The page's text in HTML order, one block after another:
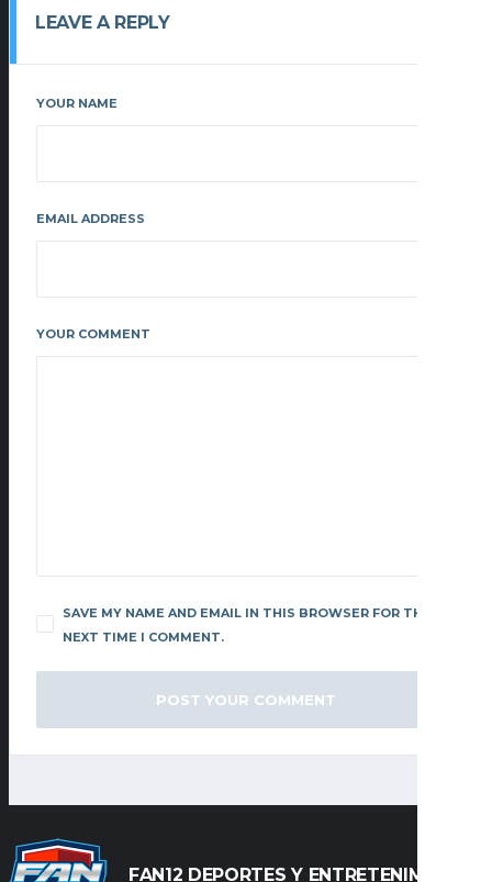
LEAVE A REPLY
YOUR NAME
EMAIL ADDRESS
YOUR COMMENT
SAVE MY NAME AND EMAIL IN THIS BROWSER FOR THE
NEXT TIME I COMMENT.
FAN12 DEPORTES Y ENTRETENIMIENTO